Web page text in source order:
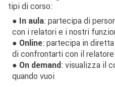
tipi di corso:
● In aula: partecipa di
con i relatori e i nostri
● Online: partecipa in
di confrontarti con il
● On demand: visualizza il
quando vuoi